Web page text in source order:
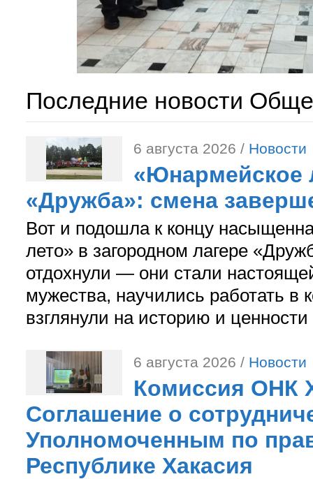
Последние новости
6 августа 2026 / Новости
«Юнармейское
«Дружба»: смена
Вот и подошла к концу
лето» в загородном лагере
отдохнули — они стали
мужества, научились работать в
взглянули на историю и
6 августа 2026 / Новости
Комиссия ОНК
Соглашение о
Уполномоченным по
Республике Хакасия